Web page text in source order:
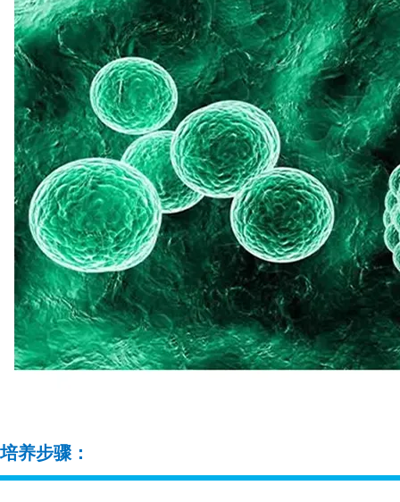
培养步骤：